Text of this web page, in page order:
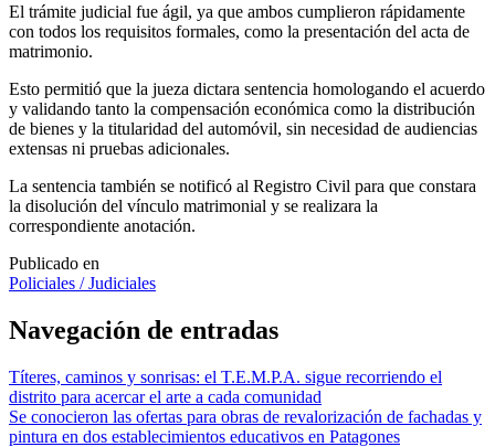
El trámite judicial fue ágil, ya que ambos cumplieron rápidamente
con todos los requisitos formales, como la presentación del acta de
matrimonio.
Esto permitió que la jueza dictara sentencia homologando el acuerdo
y validando tanto la compensación económica como la distribución
de bienes y la titularidad del automóvil, sin necesidad de audiencias
extensas ni pruebas adicionales.
La sentencia también se notificó al Registro Civil para que constara
la disolución del vínculo matrimonial y se realizara la
correspondiente anotación.
Publicado en
Policiales / Judiciales
Navegación de entradas
Títeres, caminos y sonrisas: el T.E.M.P.A. sigue recorriendo el
distrito para acercar el arte a cada comunidad
Se conocieron las ofertas para obras de revalorización de fachadas y
pintura en dos establecimientos educativos en Patagones